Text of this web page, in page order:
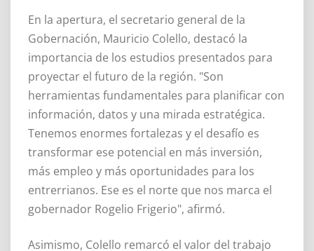
En la apertura, el secretario general de la
Gobernación, Mauricio Colello, destacó la
importancia de los estudios presentados para
proyectar el futuro de la región. "Son
herramientas fundamentales para planificar con
información, datos y una mirada estratégica.
Tenemos enormes fortalezas y el desafío es
transformar ese potencial en más inversión,
más empleo y más oportunidades para los
entrerrianos. Ese es el norte que nos marca el
gobernador Rogelio Frigerio", afirmó.
Asimismo, Colello remarcó el valor del trabajo